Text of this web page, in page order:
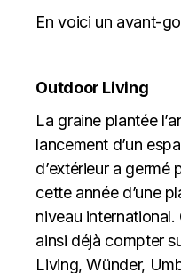
En voici un avant-
Outdoor Living
La graine plantée
lancement d’un
d’extérieur a germé
cette année d’une
niveau international.
ainsi déjà compter
Living, Wünder,